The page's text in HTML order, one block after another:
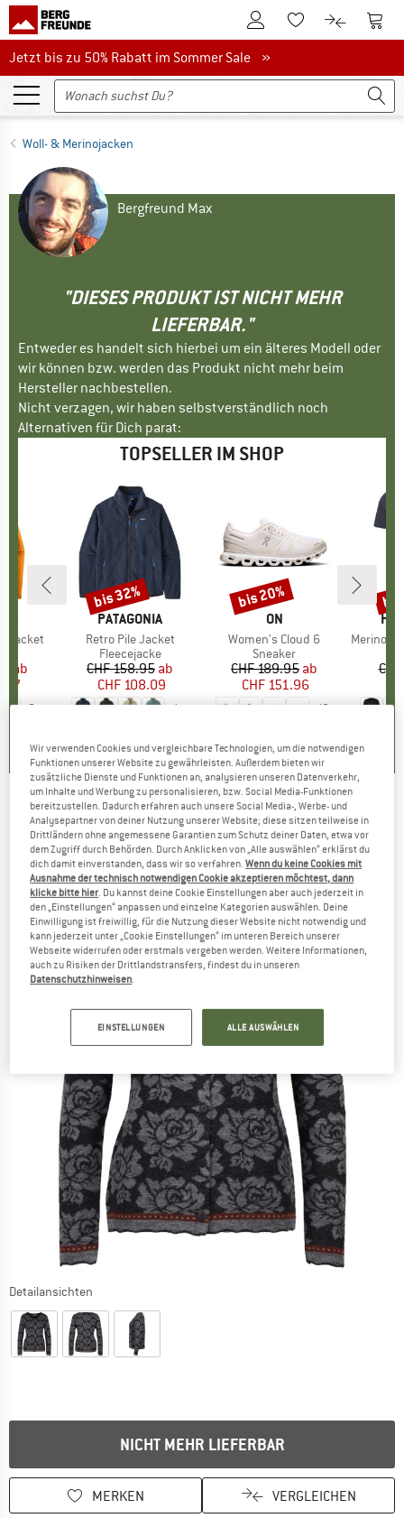
Zum KundenkontoZum Merkzettel.
Zum Zum
Jetzt bis zu 50% Rabatt im Sommer Sale
Jetzt bis zu 50% Rabatt im Sommer Sale »
Woll- & Merinojacken
Bergfreund Max
"DIESES PRODUKT IST NICHT MEHR
LIEFERBAR."
Entweder es handelt sich hierbei um ein älteres Modell oder
wir können bzw. werden das Produkt nicht mehr beim
Hersteller nachbestellen.
Nicht verzagen, wir haben selbstverständlich noch
Alternativen für Dich parat:
TOPSELLER IM SHOP
Jacket
Preis
ab
8
MARKE
PATAGONIA
Artikel
Retro Pile Jacket
Produktgruppe
Fleecejacke
Preis
CHF 158.95reduzierter Preis
ab
CHF 108.09
1
Rabatt
bis 32%
MARKE
ON
Artikel
Women's Cloud 6
Produktgruppe
Sneaker
Preis
CHF 189.95reduzierter Preis
ab
CHF 151.96
10
Rabatt
bis 20%
Artikel
MerinoMix150
FLOMAX - Women's Strickjacke Mary -
Freizeitjacke
(0)
Detailansichten
NICHT MEHR LIEFERBAR
MERKEN VERGLEICHEN
Wir verwenden Cookies und vergleichbare Technologien, um die notwendigen
Funktionen unserer Website zu gewährleisten. Außerdem bieten wir
zusätzliche Dienste und Funktionen an, analysieren unseren Datenverkehr,
um Inhalte und Werbung zu personalisieren, bzw. Social Media-Funktionen
bereitzustellen. Dadurch erfahren auch unsere Social Media-, Werbe- und
Analysepartner von deiner Nutzung unserer Website; diese sitzen teilweise in
Drittländern ohne angemessene Garantien zum Schutz deiner Daten, etwa vor
dem Zugriff durch Behörden. Durch Anklicken von „Alle auswählen“ erklärst du
dich damit einverstanden, dass wir so verfahren.Wenn du keine Cookies mit
Ausnahme der technisch notwendigen Cookie akzeptieren möchtest, dann
klicke bitte hier. Du kannst deine Cookie Einstellungen aber auch jederzeit in
den „Einstellungen“ anpassen und einzelne Kategorien auswählen. Deine
Einwilligung ist freiwillig, für die Nutzung dieser Website nicht notwendig und
kann jederzeit unter „Cookie Einstellungen“ im unteren Bereich unserer
Webseite widerrufen oder erstmals vergeben werden. Weitere Informationen,
auch zu Risiken der Drittlandstransfers, findest du in unseren
Datenschutzhinweisen.
EINSTELLUNGEN ALLE AUSWÄHLEN